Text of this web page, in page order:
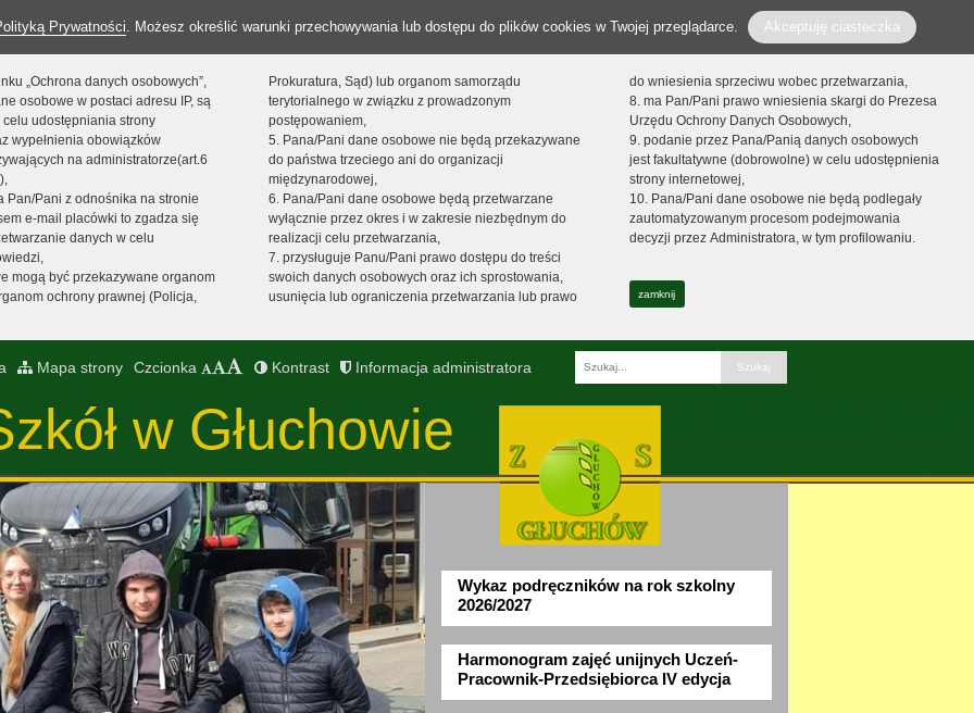
Prywatności. Możesz określić warunki przechowywania lub dostępu do plików cookies w Twojej przeglądarce. Akceptuję ciasteczka
„Ochrona danych osobowych”,
osobowe w postaci adresu IP, są
udostępniania strony
wypełnienia obowiązków
na administratorze(art.6
Pan/Pani z odnośnika na stronie
e-mail placówki to zgadza się
danych w celu
mogą być przekazywane organom
ochrony prawnej (Policja,
Prokuratura, Sąd) lub organom samorządu
terytorialnego w związku z prowadzonym
postępowaniem,
5. Pana/Pani dane osobowe nie będą przekazywane
do państwa trzeciego ani do organizacji
międzynarodowej,
6. Pana/Pani dane osobowe będą przetwarzane
wyłącznie przez okres i w zakresie niezbędnym do
realizacji celu przetwarzania,
7. przysługuje Panu/Pani prawo dostępu do treści
swoich danych osobowych oraz ich sprostowania,
usunięcia lub ograniczenia przetwarzania lub prawo
do wniesienia sprzeciwu wobec przetwarzania,
8. ma Pan/Pani prawo wniesienia skargi do Prezesa
Urzędu Ochrony Danych Osobowych,
9. podanie przez Pana/Panią danych osobowych
jest fakultatywne (dobrowolne) w celu udostępnienia
strony internetowej,
10. Pana/Pani dane osobowe nie będą podlegały
zautomatyzowanym procesom podejmowania
decyzji przez Administratora, w tym profilowaniu.
zamknij
Mapa strony Czcionka Kontrast Informacja administratora
Fraza
w Głuchowie
Wykaz podręczników na rok szkolny
2026/2027
Harmonogram zajęć unijnych Uczeń-
Pracownik-Przedsiębiorca IV edycja